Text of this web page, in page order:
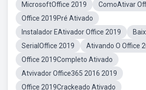
MicrosoftOffice 2019
ComoAtivar
Office 2019Pré Ativado
Instalador EAtivador Office 2019
SerialOffice 2019
Ativando O Office
Office 2019Completo Ativado
Atvivador Office365 2016 2019
Office 2019Crackeado Ativado